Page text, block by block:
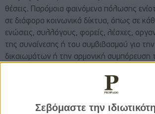
Σεβόμαστε την
θέσεις. Παρόμοια φαινόμενα πόλωσης
σε διάφορα κοινωνικά δίκτυα, όπως σε
ενώσεις, συλλόγους, φορείς, λέσχες,
της συναίνεσης ή του συμβιβασμού για την
δικαιωμάτων ή την αρμονική
ατόμων στο στενό πλαίσιο των
και η αρνητική προδιάθεσή τους σε
λύσεις καθ’ ότι ως a priori πεπεισμένοι για